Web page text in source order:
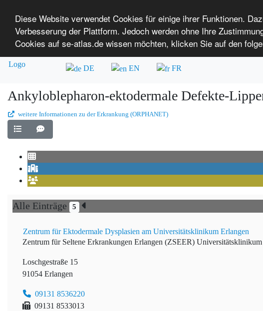
Diese Website verwendet Cookies für einige ihrer Funktionen.
Verbesserung der Plattform. Jedoch werden ohne Ihre
Cookies auf se-atlas.de wissen möchten, klicken Sie auf den
SE-ATLAS
Versorgungsatlas für Menschen mit
Überblick über Einrichtungen Über uns
DE EN FR
Ankyloblepharon-ektodermale Defekte-
weitere Informationen zu der Erkrankung (ORPHANET)
Alle Einträge 5
Zentrum für Ektodermale Dysplasien am Universitätsklinikum Erlangen
Zentrum für Seltene Erkrankungen Erlangen (ZSEER) Universitätsklinikum
Loschgestraße 15
91054 Erlangen
09131 8536220
09131 8533013